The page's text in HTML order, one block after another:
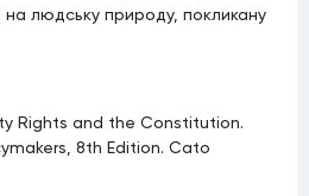
на людську природу, покликану
Rights and the Constitution.
8th Edition. Cato